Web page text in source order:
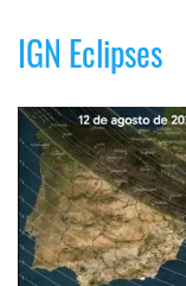
IGN Eclipses